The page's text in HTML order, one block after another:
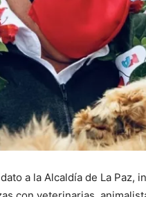
a la Alcaldía de La Paz,